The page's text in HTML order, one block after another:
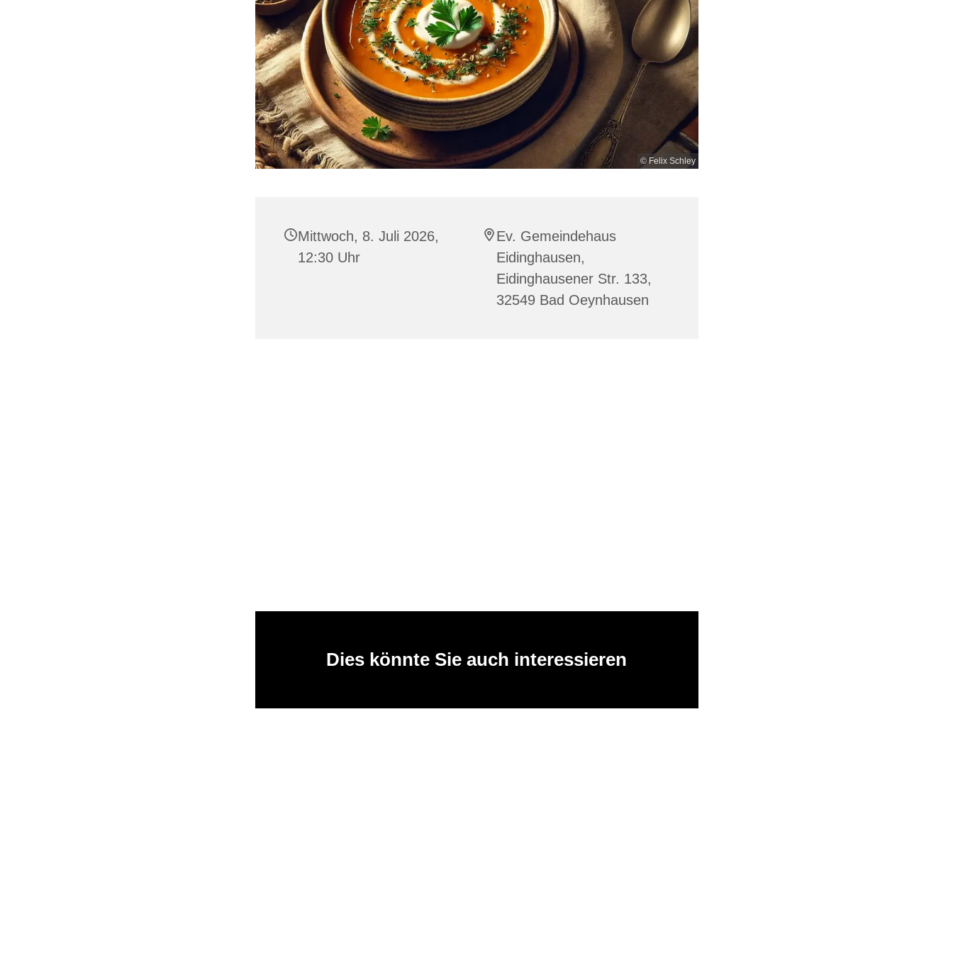
© Felix Schley
Mittwoch, 8. Juli 2026,
12:30 Uhr
Ev. Gemeindehaus
Eidinghausen,
Eidinghausener Str. 133,
32549 Bad Oeynhausen
Dies könnte Sie auch interessieren